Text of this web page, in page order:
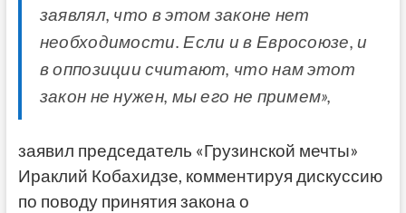
заявлял, что в этом законе нет
необходимости. Если и в Евросоюзе, и
в оппозиции считают, что нам этот
закон не нужен, мы его не примем»,
заявил председатель «Грузинской мечты»
Ираклий Кобахидзе, комментируя дискуссию
по поводу принятия закона о